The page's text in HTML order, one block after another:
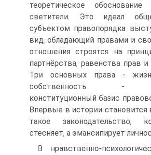
теоретическое
светители. Это идеал
субъектом правопорядка
вид, обладающий правами и
отношения строятся на
партнёрства, равенства прав и
Три основных права -
собственность -
конституционный базис
Впервые в истории
такое законодательство,
стесняет, а эмансипирует
В нравственно-